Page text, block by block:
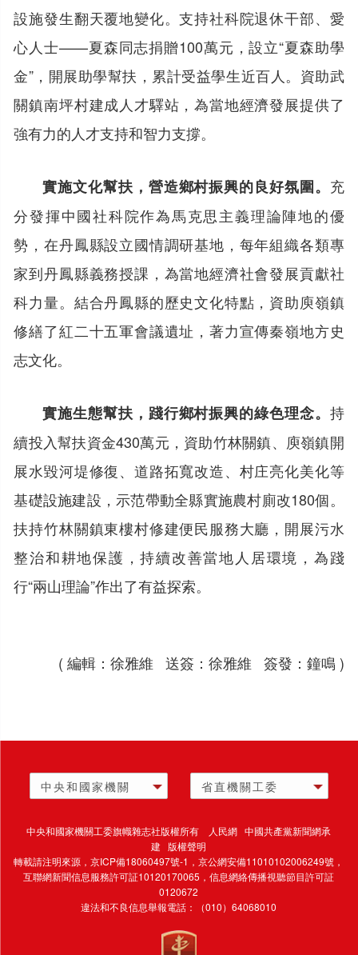
設施發生翻天覆地變化。支持社科院退休干部、愛
心人士——夏森同志捐贈100萬元，設立“夏森助學
金”，開展助學幫扶，累計受益學生近百人。資助武
關鎮南坪村建成人才驛站，為當地經濟發展提供了
強有力的人才支持和智力支撐。
實施文化幫扶，營造鄉村振興的良好氛圍。 充
分發揮中國社科院作為馬克思主義理論陣地的優
勢，在丹鳳縣設立國情調研基地，每年組織各類專
家到丹鳳縣義務授課，為當地經濟社會發展貢獻社
科力量。結合丹鳳縣的歷史文化特點，資助庾嶺鎮
修繕了紅二十五軍會議遺址，著力宣傳秦嶺地方史
志文化。
實施生態幫扶，踐行鄉村振興的綠色理念。 持
續投入幫扶資金430萬元，資助竹林關鎮、庾嶺鎮開
展水毀河堤修復、道路拓寬改造、村庄亮化美化等
基礎設施建設，示范帶動全縣實施農村廁改180個。
扶持竹林關鎮東樓村修建便民服務大廳，開展污水
整治和耕地保護，持續改善當地人居環境，為踐
行“兩山理論”作出了有益探索。
( 編輯：徐雅維 送簽：徐雅維 簽發：鐘鳴 )
中央和國家機關 省直機關工委
中央和國家機關工委旗幟雜志社版權所有 人民網 中國共產黨新聞網承
建 版權聲明
轉載請注明來源，京ICP備18060497號-1 ，京公網安備11010102006249號，
互聯網新聞信息服務許可証10120170065，信息網絡傳播視聽節目許可証
0120672
違法和不良信息舉報電話：（010）64068010